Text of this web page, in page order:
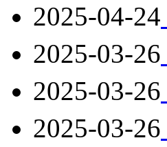
2025-04-24
2025-03-26
2025-03-26
2025-03-26